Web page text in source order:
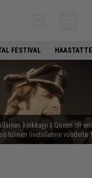
FESTIVAL
keikkajyrä Queen oli
tulinen livetallenne vuodelta